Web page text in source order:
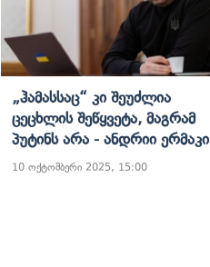
„ჰამასსაც“ Კი Შეუძლია
Ცეცხლის Შეწყვეტა, Მაგრამ
Პუტინს Არა - Ანდრიი Ერმაკი
10 ოქტომბერი 2025, 15:00